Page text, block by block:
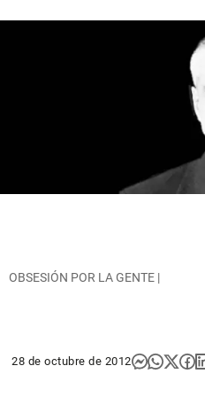
OBSESIÓN POR LA GENTE |
28 de octubre de 2012